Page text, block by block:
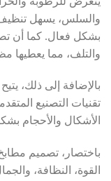
والسلس، يسهل تنظيف
بشكل فعال. كما أن
والتلف، مما يعطيها
بالإضافة إلى ذلك،
تقنيات التصنيع
الأشكال والأحجام
باختصار، تصميم
القوة، النظافة،